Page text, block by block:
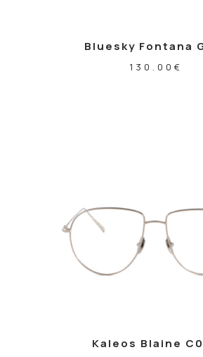
Bluesky Fontana
130.00 €
Kaleos Blaine